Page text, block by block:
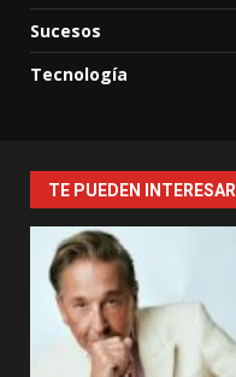
Sucesos
Tecnología
TE PUEDEN INTERESAR